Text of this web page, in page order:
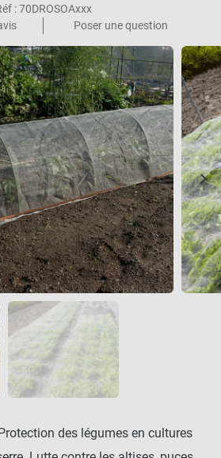
:70DROSOAxxx
Poser une question
keyboard_arrow_right
des légumes en cultures